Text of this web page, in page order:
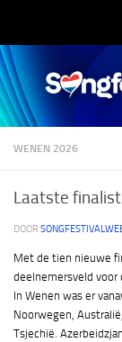
WENEN 2026
Laatste
DOOR
Met de tien nieuwe
deelnemersveld voor
In Wenen was er
Noorwegen,
Tsjechië.